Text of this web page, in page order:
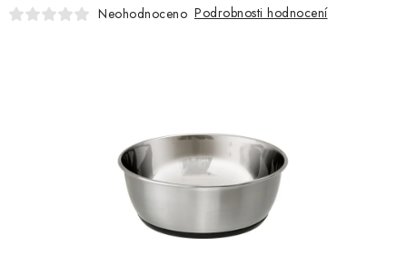
KRÁLÍCI/HLODAVCI/PTÁCI
Neohodnoceno Podrobnosti hodnocení